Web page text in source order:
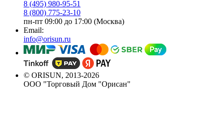
8 (495) 980-95-51
8 (800) 775-23-10
пн-пт 09:00 до 17:00 (Москва)
Email:
info@orisun.ru
© ORISUN, 2013-2026
ООО "Торговый Дом "Орисан"